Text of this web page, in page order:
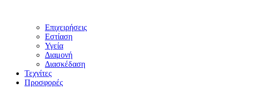
Επιχειρήσεις
Εστίαση
Υγεία
Διαμονή
Διασκέδαση
Τεχνίτες
Προσφορές